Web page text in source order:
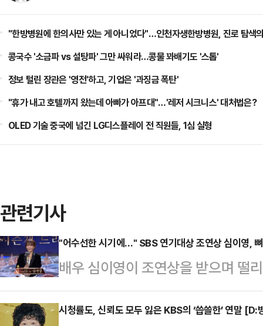
"한방병원에 한의사만 있는 게 아니었다"…인천자생한방병원, 진로 탐색
콩국수 '소금파 vs 설탕파' 그만 싸워라…콩물 꽈배기도 '스톱'
정보 털린 장관은 '영전'하고, 기업은 '과징금 폭탄'
"휴가 내고 호텔까지 왔는데 아빠가 아프대"…'레저 시크니스' 대처법은?
OLED 기술 중국에 넘긴 LG디스플레이 전 직원들, 1심 실형
관련기사
"어수선한 시기에…" SBS 연기대상 조연상 심이영,
배우 심이영이 조연상을 받으며 떨
상암동 SBS프리즘타워에서 열린
영이 '7인의 부활'로 조연상을 받았
시청률도, 신뢰도 모두 잃은 KBS의 ‘씁쓸한’ 연말 [D: